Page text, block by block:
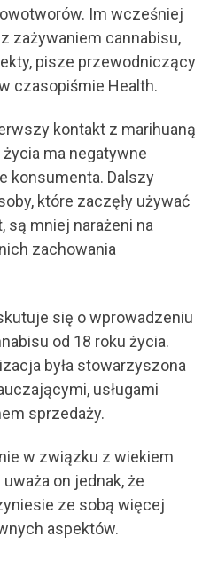
Im wcześniej
zażywaniem cannabisu,
pisze przewodniczący
czasopiśmie Health.
kontakt z marihuaną
ma negatywne
konsumenta. Dalszy
które zaczęły używać
są mniej narażeni na
zachowania
się o wprowadzeniu
od 18 roku życia.
była stowarzyszona
usługami
sprzedaży.
w związku z wiekiem
on jednak, że
ze sobą więcej
aspektów.